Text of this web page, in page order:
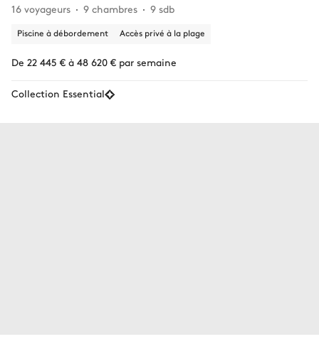
16 voyageurs
9 chambres 9 sdb
Piscine à débordement Accès privé à la plage
De 22 445 € à 48 620 € par semaine
Collection Essential